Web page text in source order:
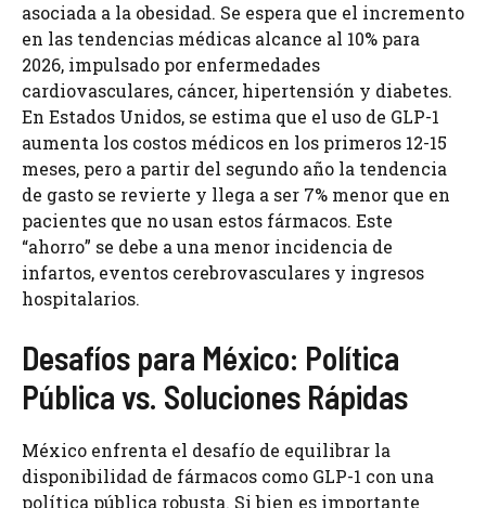
asociada a la obesidad. Se espera que el incremento
en las tendencias médicas alcance al 10% para
2026, impulsado por enfermedades
cardiovasculares, cáncer, hipertensión y diabetes.
En Estados Unidos, se estima que el uso de GLP-1
aumenta los costos médicos en los primeros 12-15
meses, pero a partir del segundo año la tendencia
de gasto se revierte y llega a ser 7% menor que en
pacientes que no usan estos fármacos. Este
“ahorro” se debe a una menor incidencia de
infartos, eventos cerebrovasculares y ingresos
hospitalarios.
Desafíos para México: Política
Pública vs. Soluciones Rápidas
México enfrenta el desafío de equilibrar la
disponibilidad de fármacos como GLP-1 con una
política pública robusta. Si bien es importante